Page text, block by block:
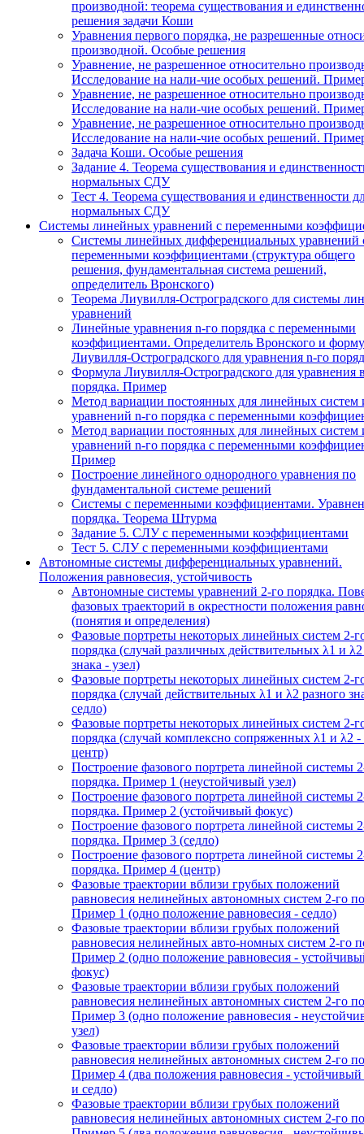
производной: теорема существования и
решения задачи Коши
Уравнения первого порядка, не разрешенные
производной. Особые решения
Уравнение, не разрешенное относительно
Исследование на нали-чие особых решений.
Уравнение, не разрешенное относительно
Исследование на нали-чие особых решений.
Уравнение, не разрешенное относительно
Исследование на нали-чие особых решений.
Задача Коши. Особые решения
Задание 4. Теорема существования и
нормальных СДУ
Тест 4. Теорема существования и единственности
нормальных СДУ
Системы линейных уравнений с переменными
Системы линейных дифференциальных уравнений
переменными коэффициентами (структура общего
решения, фундаментальная система решений,
определитель Вронского)
Теорема Лиувилля-Остроградского для системы
уравнений
Линейные уравнения n-го порядка с переменными
коэффициентами. Определитель Вронского и
Лиувилля-Остроградского для уравнения n-го
Формула Лиувилля-Остроградского для уравнения
порядка. Пример
Метод вариации постоянных для линейных систем
уравнений n-го порядка с переменными
Метод вариации постоянных для линейных систем
уравнений n-го порядка с переменными
Пример
Построение линейного однородного уравнения по
фундаментальной системе решений
Системы с переменными коэффициентами.
порядка. Теорема Штурма
Задание 5. СЛУ с переменными коэффициентами
Тест 5. СЛУ с переменными коэффициентами
Автономные системы дифференциальных уравнений.
Положения равновесия, устойчивость
Автономные системы уравнений 2-го порядка.
фазовых траекторий в окрестности положения
(понятия и определения)
Фазовые портреты некоторых линейных систем 2-
порядка (случай различных действительных λ1 и
знака - узел)
Фазовые портреты некоторых линейных систем 2-
порядка (случай действительных λ1 и λ2 разного
седло)
Фазовые портреты некоторых линейных систем 2-
порядка (случай комплексно сопряженных λ1 и λ2 -
центр)
Построение фазового портрета линейной системы
порядка. Пример 1 (неустойчивый узел)
Построение фазового портрета линейной системы
порядка. Пример 2 (устойчивый фокус)
Построение фазового портрета линейной системы
порядка. Пример 3 (седло)
Построение фазового портрета линейной системы
порядка. Пример 4 (центр)
Фазовые траектории вблизи грубых положений
равновесия нелинейных автономных систем 2-го
Пример 1 (одно положение равновесия - седло)
Фазовые траектории вблизи грубых положений
равновесия нелинейных авто-номных систем 2-го
Пример 2 (одно положение равновесия -
фокус)
Фазовые траектории вблизи грубых положений
равновесия нелинейных автономных систем 2-го
Пример 3 (одно положение равновесия -
узел)
Фазовые траектории вблизи грубых положений
равновесия нелинейных автономных систем 2-го
Пример 4 (два положения равновесия -
и седло)
Фазовые траектории вблизи грубых положений
равновесия нелинейных автономных систем 2-го